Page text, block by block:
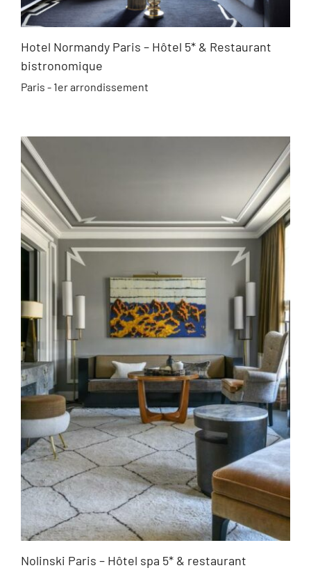
Hotel Normandy Paris – Hôtel 5* & Restaurant
bistronomique
Paris - 1er arrondissement
Nolinski Paris – Hôtel spa 5* & restaurant